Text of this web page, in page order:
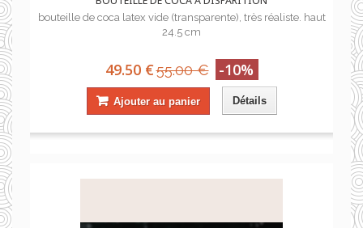
bouteille de coca latex vide (transparente), très réaliste. haut
24.5 cm
49.50 €55.00 € -10%
Ajouter au panier Détails